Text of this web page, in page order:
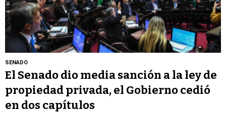
SENADO
El Senado dio media sanción a la ley de
propiedad privada, el Gobierno cedió
en dos capítulos